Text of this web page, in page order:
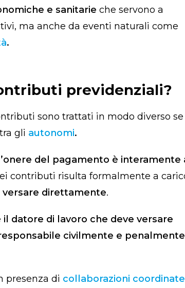
e sanitarie che servono a
ma anche da eventi naturali come
.
previdenziali?
sono trattati in modo diverso se
gli autonomi.
l’onere del pagamento è interamente
contributi risulta formalmente a
versare direttamente.
il datore di lavoro che deve versare
civilmente e penalmente
presenza di collaborazioni